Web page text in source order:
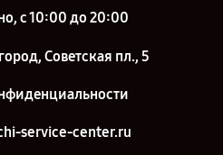
с 10:00 до 20:00
Советская пл., 5
service-center.ru